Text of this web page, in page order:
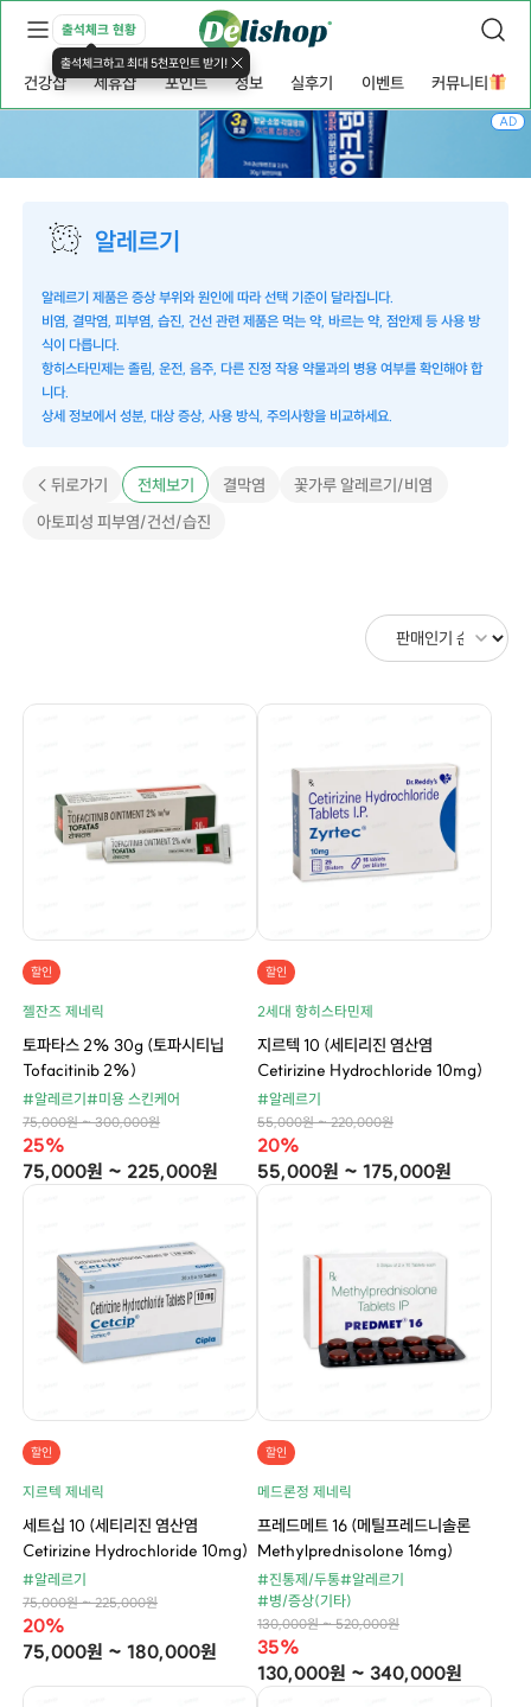
출석체크 현황
출석체크하고 최대 5천포인트 받기!
건강샵 제휴샵 포인트 정보 실후기 이벤트 커뮤니티
알레르기
알레르기 제품은 증상 부위와 원인에 따라 선택 기준이 달라집니다.
비염, 결막염, 피부염, 습진, 건선 관련 제품은 먹는 약, 바르는 약, 점안제 등 사용 방
식이 다릅니다.
항히스타민제는 졸림, 운전, 음주, 다른 진정 작용 약물과의 병용 여부를 확인해야 합
니다.
상세 정보에서 성분, 대상 증상, 사용 방식, 주의사항을 비교하세요.
< 뒤로가기 전체보기 결막염
꽃가루 알레르기/비염
아토피성 피부염/건선/습진
할인
젤잔즈 제네릭
토파타스 2% 30g (토파시티닙
Tofacitinib 2%)
#알레르기#미용 스킨케어
75,000원 ~ 300,000원
25%
75,000원 ~ 225,000원
할인
2세대 항히스타민제
지르텍 10 (세티리진 염산염
Cetirizine Hydrochloride 10mg)
#알레르기
55,000원 ~ 220,000원
20%
55,000원 ~ 175,000원
할인
지르텍 제네릭
세트십 10 (세티리진 염산염
Cetirizine Hydrochloride 10mg)
#알레르기
75,000원 ~ 225,000원
20%
75,000원 ~ 180,000원
할인
메드론정 제네릭
프레드메트 16 (메틸프레드니솔론
Methylprednisolone 16mg)
#진통제/두통#알레르기
#병/증상(기타)
130,000원 ~ 520,000원
35%
130,000원 ~ 340,000원
AD